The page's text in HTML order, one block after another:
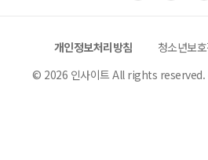
개인정보처리방침
청소년보
© 2026 인사이트 All rights reserved.